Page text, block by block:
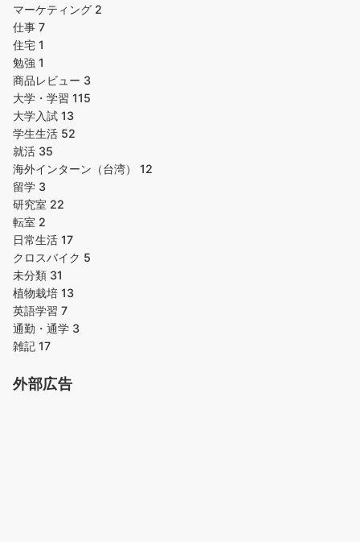
マーケティング 2
仕事 7
住宅 1
勉強 1
商品レビュー 3
大学・学習 115
大学入試 13
学生生活 52
就活 35
海外インターン（台湾） 12
留学 3
研究室 22
転室 2
日常生活 17
クロスバイク 5
未分類 31
植物栽培 13
英語学習 7
通勤・通学 3
雑記 17
外部広告